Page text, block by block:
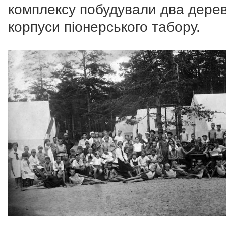
комплексу побудували два
корпуси піонерського табору.